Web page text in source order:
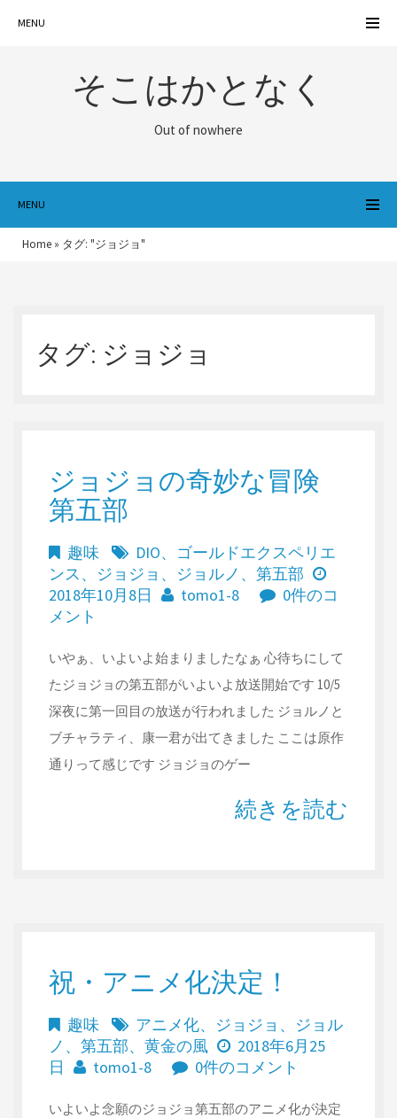
MENU
そこはかとなく
Out of nowhere
MENU
Home » タグ: "ジョジョ"
タグ: ジョジョ
ジョジョの奇妙な冒険
第五部
趣味 DIO、 ゴールドエクスペリエ
ンス、 ジョジョ 、 ジョルノ 、 第五部
2018年10月8日
tomo1-8
0件のコ
メント
いやぁ、いよいよ始まりましたなぁ 心待ちにして
たジョジョの第五部がいよいよ放送開始です 10/5
深夜に第一回目の放送が行われました ジョルノと
ブチャラティ、康一君が出てきました ここは原作
通りって感じです ジョジョのゲー
続きを読む
祝・アニメ化決定！
趣味 アニメ化、 ジョジョ 、 ジョル
ノ 、 第五部、 黄金の風
2018年6月25
日
tomo1-8 0件のコメント
いよいよ念願のジョジョ第五部のアニメ化が決定